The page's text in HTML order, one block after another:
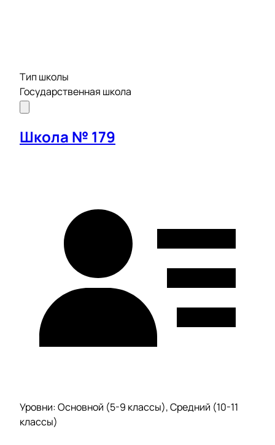
Тип школы
Государственная школа
Школа № 179
Уровни: Основной (5-9 классы), Средний (10-11
классы)